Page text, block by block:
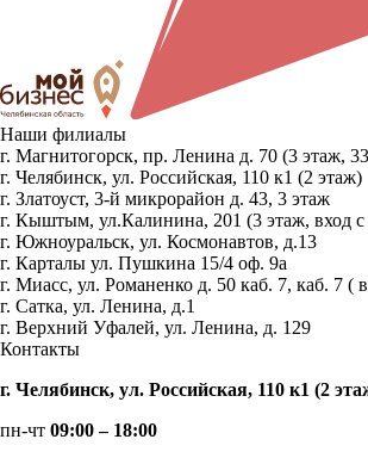
Наши филиалы
г. Магнитогорск, пр. Ленина д. 70 (3 этаж,
г. Челябинск, ул. Российская, 110 к1 (2 этаж)
г. Златоуст, 3-й микрорайон д. 43, 3 этаж
г. Кыштым, ул.Калинина, 201 (3 этаж, вход с
г. Южноуральск, ул. Космонавтов, д.13
г. Карталы ул. Пушкина 15/4 оф. 9а
г. Миасс, ул. Романенко д. 50 каб. 7, каб. 7
г. Сатка, ул. Ленина, д.1
г. Верхний Уфалей, ул. Ленина, д. 129
Контакты
г. Челябинск, ул. Российская, 110 к1 (2
пн-чт 09:00 – 18:00